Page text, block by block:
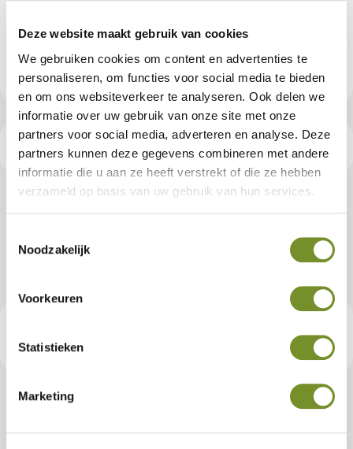
Deze website maakt gebruik van cookies
We gebruiken cookies om content en advertenties te
personaliseren, om functies voor social media te bieden
en om ons websiteverkeer te analyseren. Ook delen we
informatie over uw gebruik van onze site met onze
partners voor social media, adverteren en analyse. Deze
partners kunnen deze gegevens combineren met andere
informatie die u aan ze heeft verstrekt of die ze hebben
verzameld op basis van uw gebruik van hun services.
Noodzakelijk
Voorkeuren
Statistieken
Marketing
Productspecificaties
Achthoekig dak